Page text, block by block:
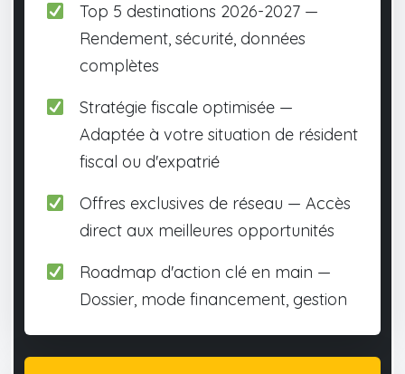
Top 5 destinations 2026-2027 —
Rendement, sécurité, données
complètes
Stratégie fiscale optimisée —
Adaptée à votre situation de résident
fiscal ou d'expatrié
Offres exclusives de réseau — Accès
direct aux meilleures opportunités
Roadmap d'action clé en main —
Dossier, mode financement, gestion